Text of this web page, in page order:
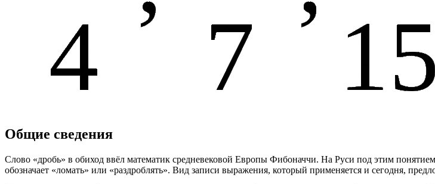
Общие сведения
Слово «дробь» в обиход ввёл математик средневековой Европы Фибоначчи. На Руси под этим
обозначает «ломать» или «раздроблять». Вид записи выражения, который применяется и сегодня,